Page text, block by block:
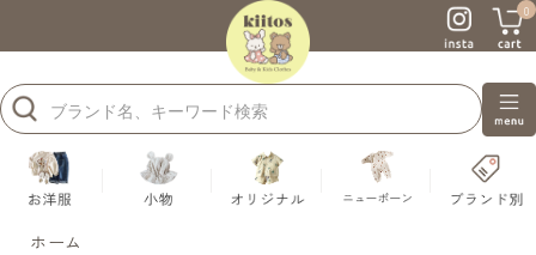
0
ホーム